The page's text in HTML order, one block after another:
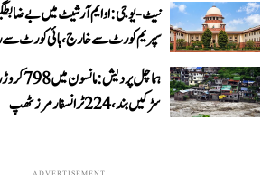
نیٹ-یو جی: او ایم آر شیٹ میں بے
سپریم کورٹ سے خارج، ہائی کورٹ
سڑکیں بند، 224 ٹرانسفارمرز ٹھپ